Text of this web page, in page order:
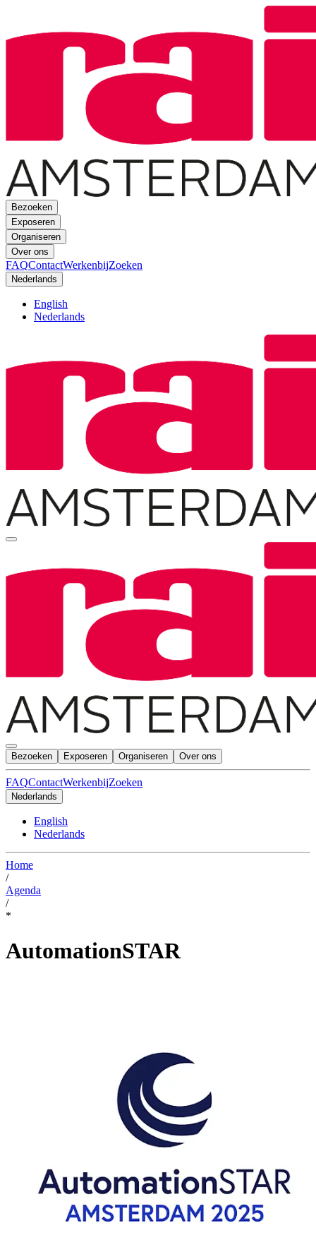
Bezoeken
Exposeren
Organiseren
Over ons
FAQContactWerkenbijZoeken
Nederlands
English
Nederlands
Bezoeken Exposeren Organiseren Over ons
FAQContactWerkenbijZoeken
Nederlands
English
Nederlands
Home
/
Agenda
/
*
AutomationSTAR